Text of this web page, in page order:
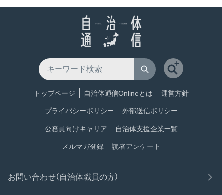
トップページ 自治体通信Onlineとは 運営方針
プライバシーポリシー 外部送信ポリシー
公務員向けキャリア 自治体支援企業一覧
メルマガ登録 読者アンケート
お問い合わせ（自治体職員の方）